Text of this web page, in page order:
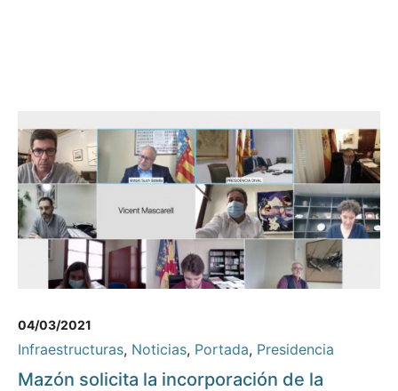
04/03/2021
Infraestructuras, Noticias, Portada, Presidencia
Mazón solicita la incorporación de la